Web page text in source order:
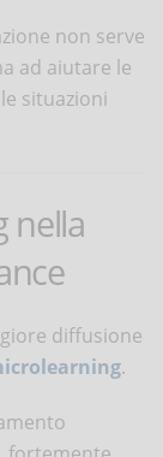
non serve
ad aiutare le
situazioni
nella
diffusione
.